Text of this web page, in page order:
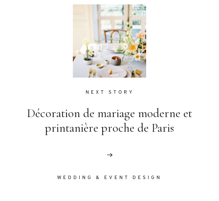
NEXT STORY
Décoration de mariage moderne et
printanière proche de Paris
WEDDING & EVENT DESIGN